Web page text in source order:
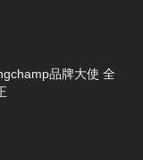
品牌大使 全